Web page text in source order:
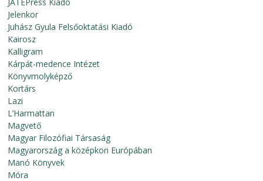
Jelenkor
Juhász Gyula Felsőoktatási Kiadó
Kairosz
Kalligram
Kárpát-medence Intézet
Könyvmolyképző
Kortárs
Lazi
L’Harmattan
Magvető
Magyar Filozófiai Társaság
Magyarország a középkori Európában
Manó Könyvek
Móra